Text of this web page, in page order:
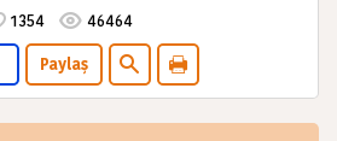
1354 46464
Paylaş